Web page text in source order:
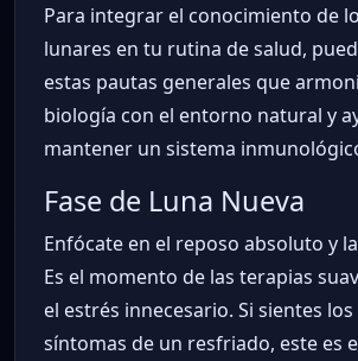
Para integrar el conocimiento de
lunares en tu rutina de salud,
estas pautas generales que
biología con el entorno natural y
mantener un sistema
Fase de Luna Nueva
Enfócate en el reposo absoluto y
Es el momento de las terapias
el estrés innecesario. Si sientes
síntomas de un resfriado, este es